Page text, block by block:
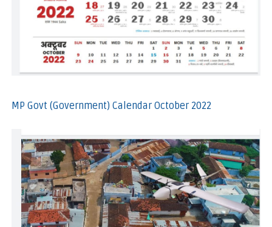
MP Govt (Government) Calendar October 2022